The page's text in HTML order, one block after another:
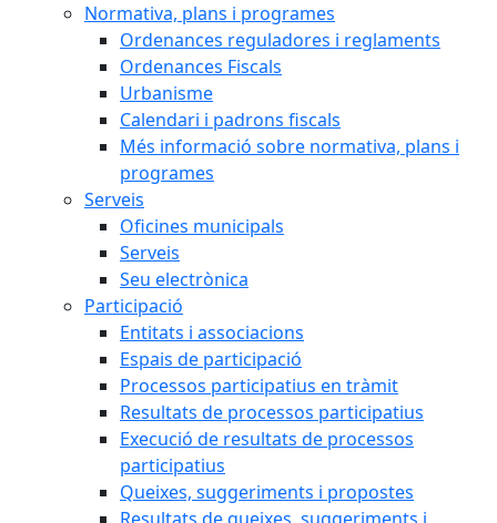
Normativa, plans i programes
Ordenances reguladores i reglaments
Ordenances Fiscals
Urbanisme
Calendari i padrons fiscals
Més informació sobre normativa, plans i
programes
Serveis
Oficines municipals
Serveis
Seu electrònica
Participació
Entitats i associacions
Espais de participació
Processos participatius en tràmit
Resultats de processos participatius
Execució de resultats de processos
participatius
Queixes, suggeriments i propostes